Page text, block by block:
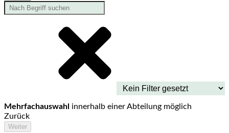
Mehrfachauswahl innerhalb einer Abteilung möglich
Zurück
Weiter